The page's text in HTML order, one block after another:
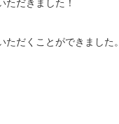
ただきました！
だくことができました。